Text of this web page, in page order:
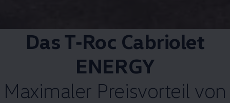
DasT‑Roc Cabriolet
ENERGY
Maximaler Preisvorteil von